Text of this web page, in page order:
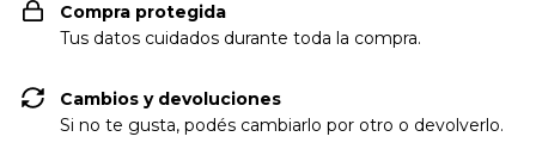
Compra protegida
Tus datos cuidados durante toda la compra.
Cambios y devoluciones
Si no te gusta, podés cambiarlo por otro o devolverlo.